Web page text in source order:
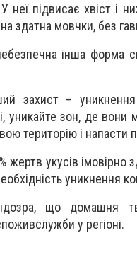
неї підвисає хвіст і
здатна мовчки, без
інша форма
захист –
уникайте зон, де
територію і напасти
жертв укусів імовірно
уникнення
що домашня
у регіоні.